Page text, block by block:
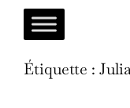
Étiquette :